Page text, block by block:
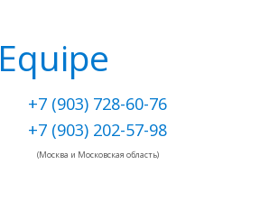
Equipe
+7 (903) 728-60-76
+7 (903) 202-57-98
(Москва и Московская область)